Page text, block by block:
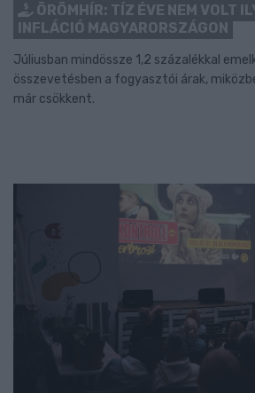
ÖRÖMHÍR: TÍZ ÉVE NEM VOLT
INFLÁCIÓ MAGYARORSZÁGON
Júliusban mindössze 1,2 százalékkal
összevetésben a fogyasztói árak,
már csökkent.